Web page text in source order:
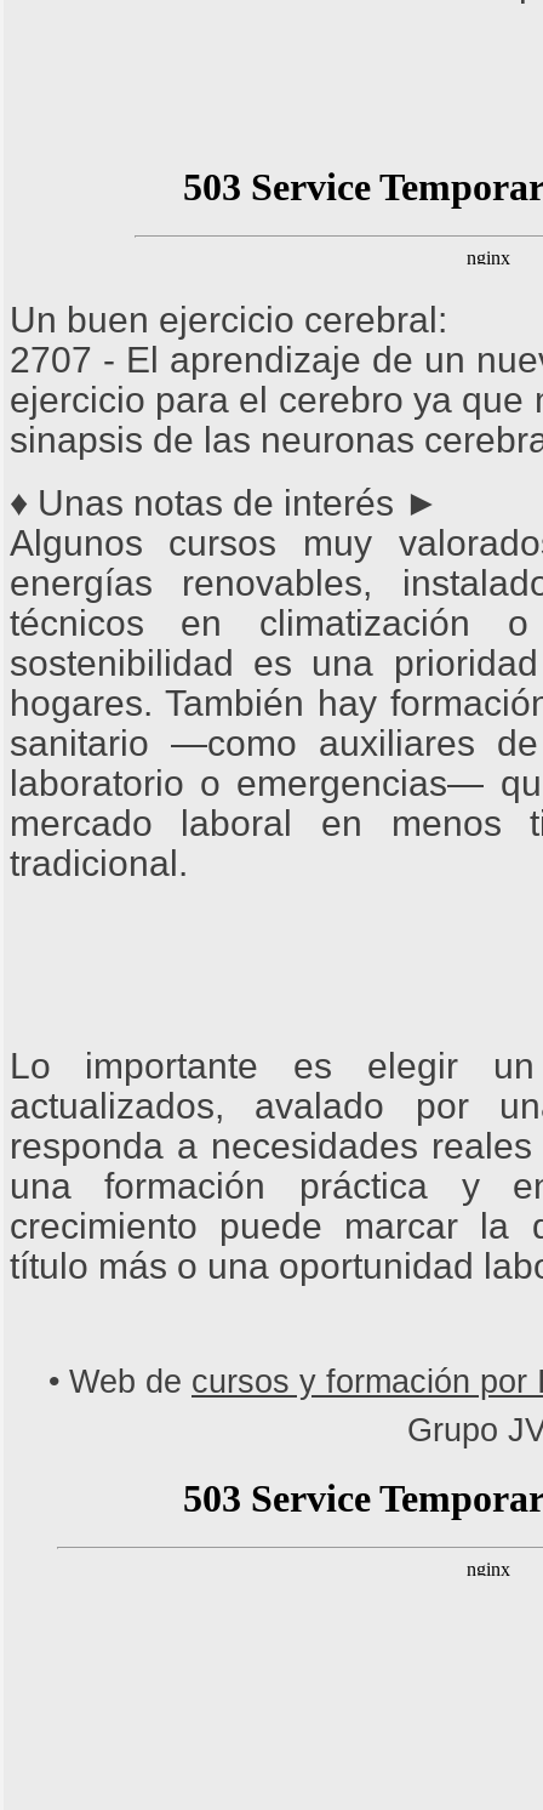
Un buen ejercicio cerebral:
2707 - El aprendizaje de un
ejercicio para el cerebro ya que
sinapsis de las neuronas
♦ Unas notas de interés ►
Algunos cursos muy
energías renovables,
técnicos en climatización
sostenibilidad es una
hogares. También hay
sanitario —como auxiliares
laboratorio o emergencias—
mercado laboral en menos
tradicional.
Lo importante es elegir
actualizados, avalado por
responda a necesidades
una formación práctica y
crecimiento puede marcar la
título más o una oportunidad
• Web de cursos y formación por
Grupo